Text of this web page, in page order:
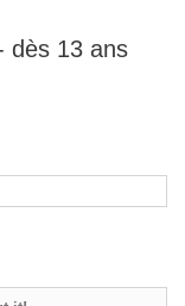
dès 13 ans